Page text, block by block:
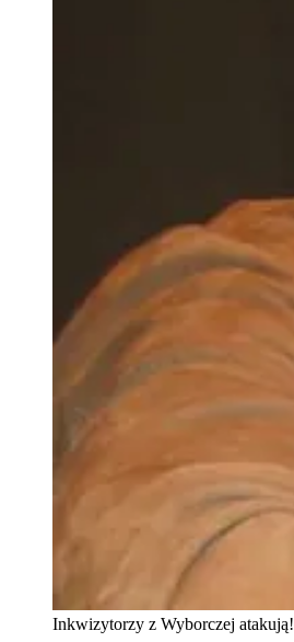
Inkwizytorzy z Wyborczej atakują!